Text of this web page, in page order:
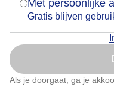
Met persoonlijke
Gratis blijven
Als je doorgaat, ga je
Blauwe lucht met wat
Nu
Klik hier